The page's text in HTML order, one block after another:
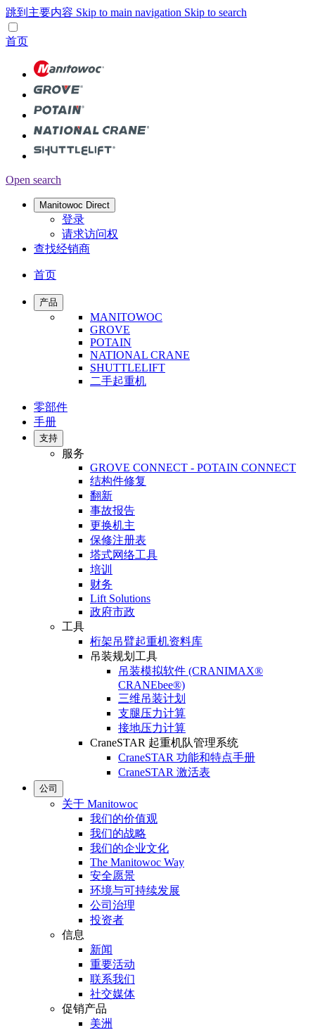
跳到主要内容 Skip to main navigation Skip to search
首页
Open search
Manitowoc Direct
登录
请求访问权
查找经销商
首页
产品
MANITOWOC
GROVE
POTAIN
NATIONAL CRANE
SHUTTLELIFT
二手起重机
零部件
手册
支持
服务
GROVE CONNECT - POTAIN CONNECT
结构件修复
翻新
事故报告
更换机主
保修注册表
塔式网络工具
培训
财务
Lift Solutions
政府市政
工具
桁架吊臂起重机资料库
吊装规划工具
吊装模拟软件 (CRANIMAX®
CRANEbee®)
三维吊装计划
支腿压力计算
接地压力计算
CraneSTAR 起重机队管理系统
CraneSTAR 功能和特点手册
CraneSTAR 激活表
公司
关于 Manitowoc
我们的价值观
我们的战略
我们的企业文化
The Manitowoc Way
安全愿景
环境与可持续发展
公司治理
投资者
信息
新闻
重要活动
联系我们
社交媒体
促销产品
美洲